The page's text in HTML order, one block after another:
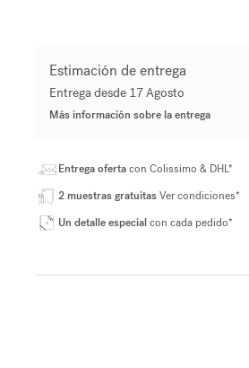
Estimación de entrega
Entrega desde 17 Agosto
Más información sobre la entrega
Entrega ofertacon Colissimo & DHL*
2 muestras gratuitasVer condiciones*
Un detalle especialcon cada pedido*